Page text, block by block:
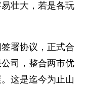
壮大，若是各玩
署协议，正式合
司，整合两市优
这是迄今为止山